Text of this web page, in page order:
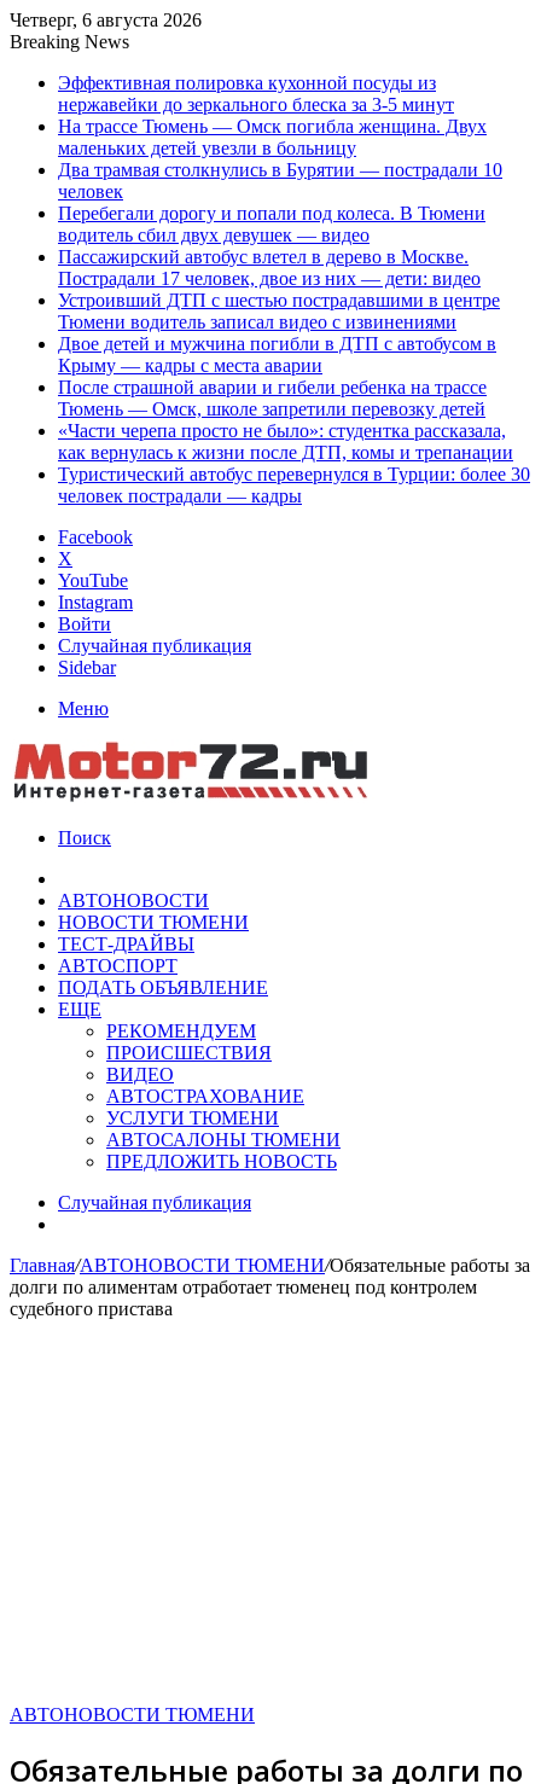
Четверг, 6 августа 2026
Breaking News
Эффективная полировка кухонной посуды из
нержавейки до зеркального блеска за 3-5 минут
На трассе Тюмень — Омск погибла женщина. Двух
маленьких детей увезли в больницу
Два трамвая столкнулись в Бурятии — пострадали 10
человек
Перебегали дорогу и попали под колеса. В Тюмени
водитель сбил двух девушек — видео
Пассажирский автобус влетел в дерево в Москве.
Пострадали 17 человек, двое из них — дети: видео
Устроивший ДТП с шестью пострадавшими в центре
Тюмени водитель записал видео с извинениями
Двое детей и мужчина погибли в ДТП с автобусом в
Крыму — кадры с места аварии
После страшной аварии и гибели ребенка на трассе
Тюмень — Омск, школе запретили перевозку детей
«Части черепа просто не было»: студентка рассказала,
как вернулась к жизни после ДТП, комы и трепанации
Туристический автобус перевернулся в Турции: более 30
человек пострадали — кадры
Facebook
X
YouTube
Instagram
Войти
Случайная публикация
Sidebar
Меню
Поиск
АВТОНОВОСТИ
НОВОСТИ ТЮМЕНИ
ТЕСТ-ДРАЙВЫ
АВТОСПОРТ
ПОДАТЬ ОБЪЯВЛЕНИЕ
ЕЩЕ
РЕКОМЕНДУЕМ
ПРОИСШЕСТВИЯ
ВИДЕО
АВТОСТРАХОВАНИЕ
УСЛУГИ ТЮМЕНИ
АВТОСАЛОНЫ ТЮМЕНИ
ПРЕДЛОЖИТЬ НОВОСТЬ
Случайная публикация
Главная/АВТОНОВОСТИ ТЮМЕНИ/Обязательные работы за
долги по алиментам отработает тюменец под контролем
судебного пристава
АВТОНОВОСТИ ТЮМЕНИ
Обязательные работы за долги по